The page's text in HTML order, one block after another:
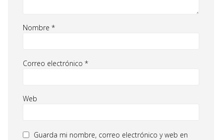
Nombre *
Correo electrónico *
Web
Guarda mi nombre, correo electrónico y web en